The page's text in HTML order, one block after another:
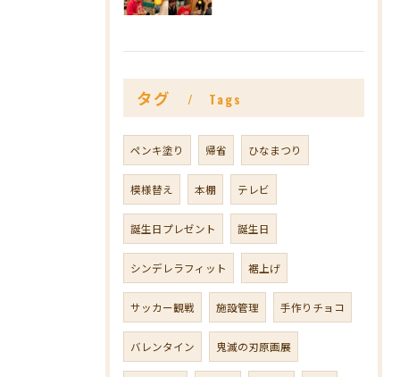
タグ Tags
ペンキ塗り 帰省 ひなまつり
模様替え 本棚 テレビ
誕生日プレゼント 誕生日
シンデレラフィット 裾上げ
サッカー観戦 施設管理 手作りチョコ
バレンタイン 鬼滅の刃原画展